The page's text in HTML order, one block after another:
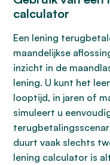
calculator
Een lening
maandelijkse
inzicht in de
lening. U kunt het
looptijd, in jaren of
simuleert u
duurt vaak slechts
lening calculator is